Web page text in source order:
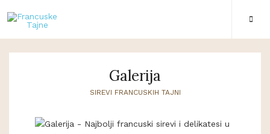
Galerija
SIREVI FRANCUSKIH TAJNI